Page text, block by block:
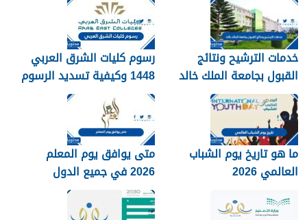
خدمات الترشيح ونتائج
القبول بجامعة الملك خالد
1448
رسوم كليات الشرق العربي
1448 وكيفية تسديد الرسوم
ما هو تاريخ يوم الشباب
العالمي 2026
متى يوافق يوم المعلم
2026 في جميع الدول
العربية